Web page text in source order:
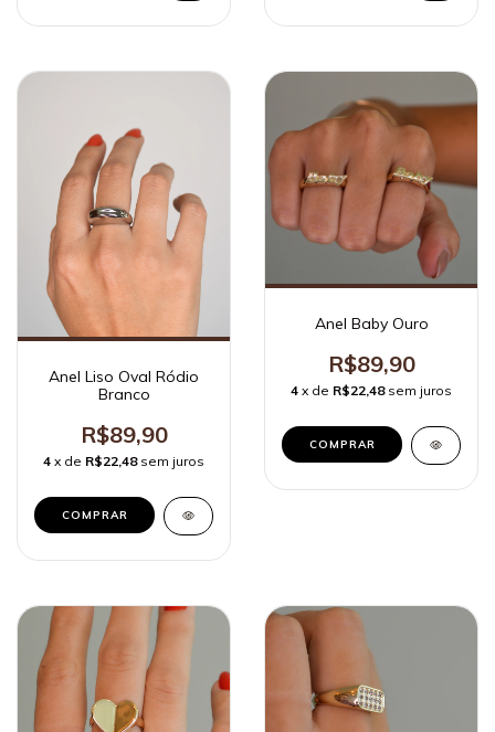
Anel Liso Oval Ródio
Branco
R$89,90
4 x de R$22,48 sem juros
COMPRAR
Anel Baby Ouro
R$89,90
4 x de R$22,48 sem juros
COMPRAR